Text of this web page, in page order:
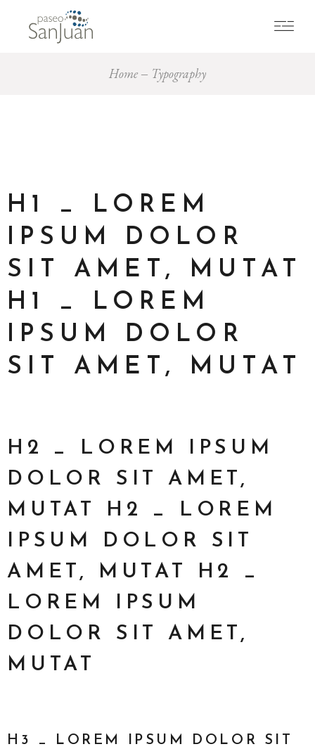
Home Typography
H1 _ LOREM
IPSUM DOLOR
SIT AMET, MUTAT
H1 _ LOREM
IPSUM DOLOR
SIT AMET, MUTAT
H2 _ LOREM IPSUM
DOLOR SIT AMET,
MUTAT H2 _ LOREM
IPSUM DOLOR SIT
AMET, MUTAT H2 _
LOREM IPSUM
DOLOR SIT AMET,
MUTAT
H3 _ LOREM IPSUM DOLOR SIT